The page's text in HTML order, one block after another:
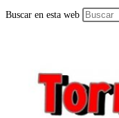
Buscar en esta web